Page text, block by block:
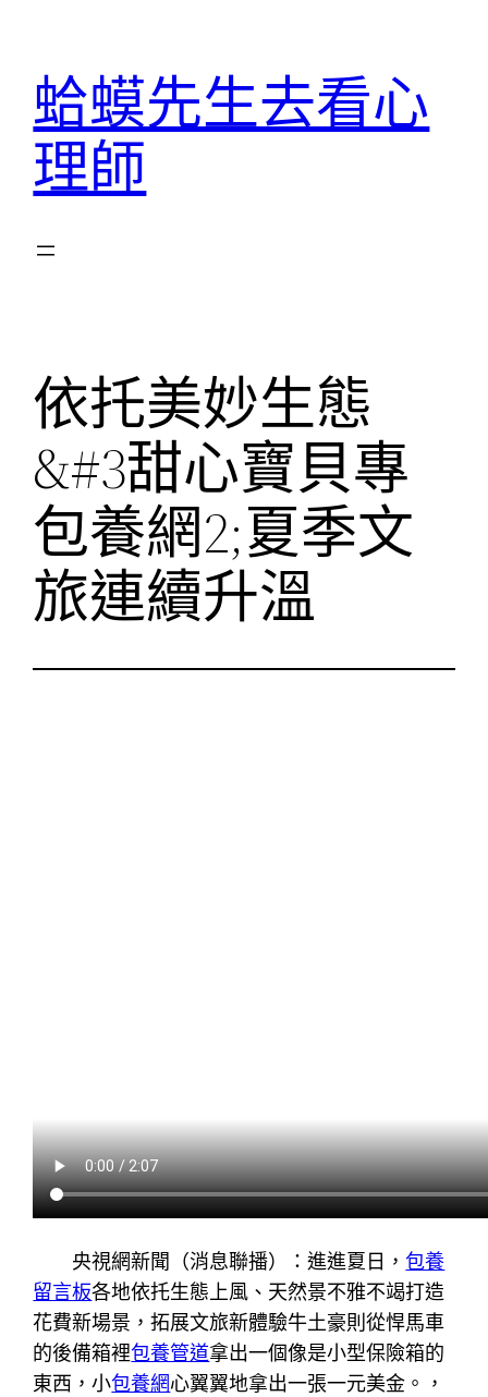
蛤蟆先生去看心
理師
依托美妙生態
&#3甜心寶貝專
包養網2;夏季文
旅連續升溫
央視網新聞（消息聯播）：進進夏日，包養
留言板各地依托生態上風、天然景不雅不竭打造
花費新場景，拓展文旅新體驗牛土豪則從悍馬車
的後備箱裡包養管道拿出一個像是小型保險箱的
東西，小包養網心翼翼地拿出一張一元美金。，